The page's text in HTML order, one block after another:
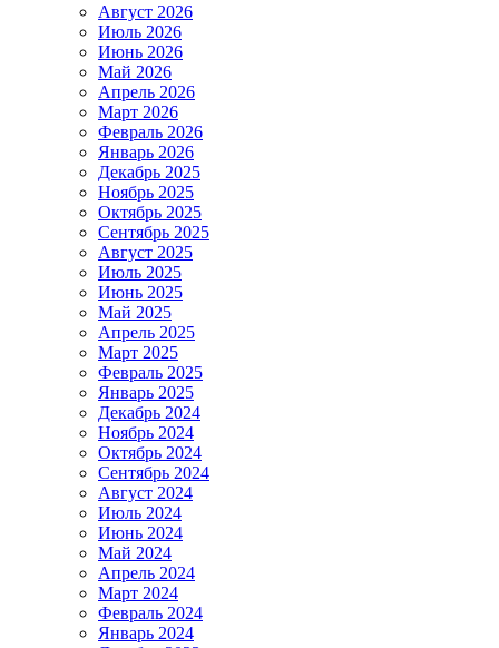
Август 2026
Июль 2026
Июнь 2026
Май 2026
Апрель 2026
Март 2026
Февраль 2026
Январь 2026
Декабрь 2025
Ноябрь 2025
Октябрь 2025
Сентябрь 2025
Август 2025
Июль 2025
Июнь 2025
Май 2025
Апрель 2025
Март 2025
Февраль 2025
Январь 2025
Декабрь 2024
Ноябрь 2024
Октябрь 2024
Сентябрь 2024
Август 2024
Июль 2024
Июнь 2024
Май 2024
Апрель 2024
Март 2024
Февраль 2024
Январь 2024